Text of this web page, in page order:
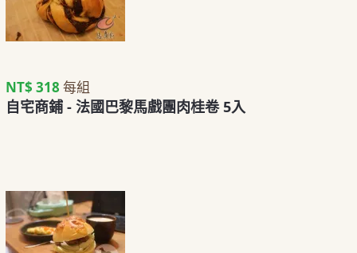
NT$ 318 每組
自宅商鋪 - 法國巴黎馬戲團肉桂卷 5入